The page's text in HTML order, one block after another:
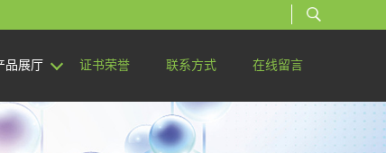
品展厅 证书荣誉 联系方式 在线留言